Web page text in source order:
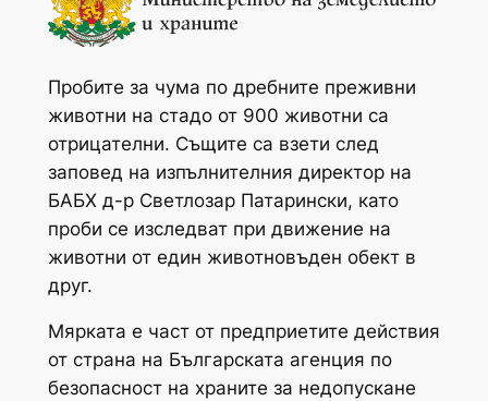
Пробите за чума по дребните преживни
животни на стадо от 900 животни са
отрицателни. Същите са взети след
заповед на изпълнителния директор на
БАБХ д-р Светлозар Патарински, като
проби се изследват при движение на
животни от един животновъден обект в
друг.
Мярката е част от предприетите действия
от страна на Българската агенция по
безопасност на храните за недопускане